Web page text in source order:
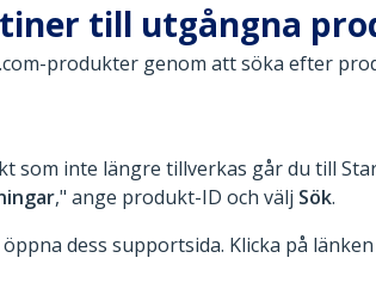
till utgångna
produkter genom att söka efter
som inte längre tillverkas går du till
," ange produkt-ID och välj Sök.
dess supportsida. Klicka på